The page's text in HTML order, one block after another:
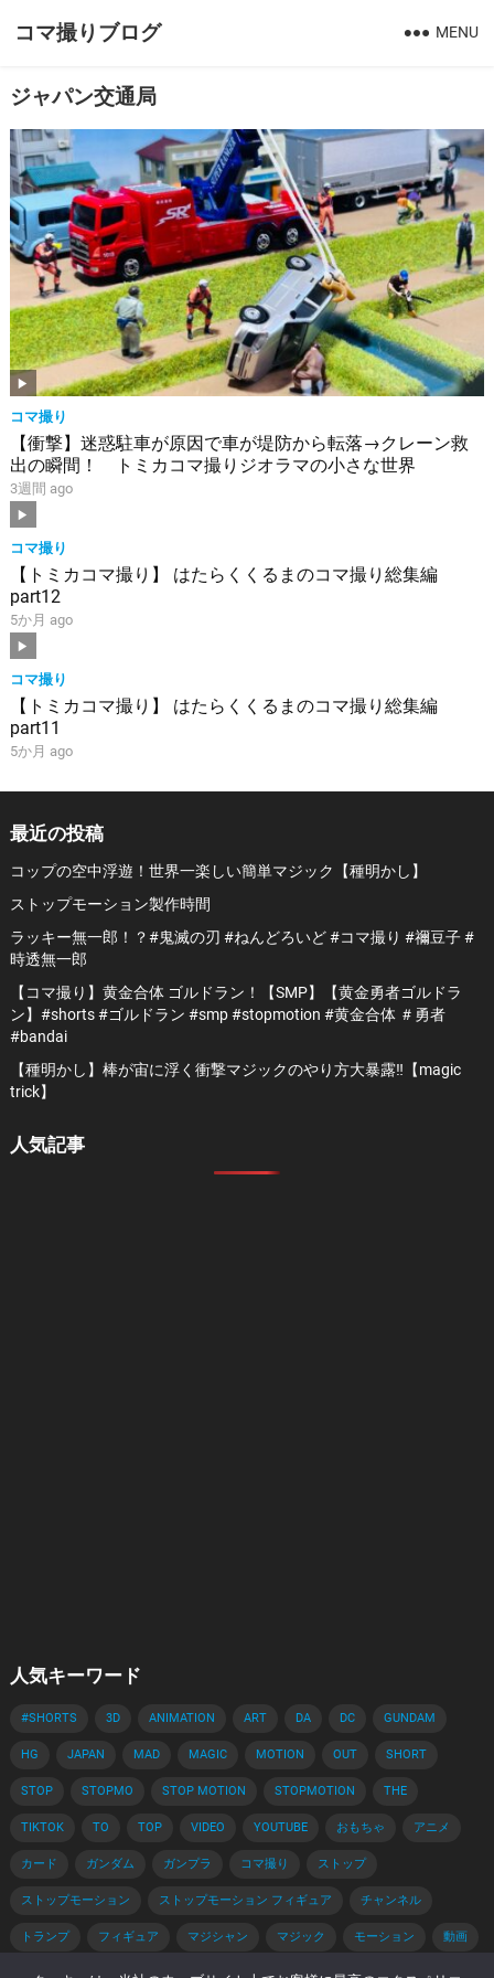
コマ撮りブログ MENU
ジャパン交通局
コマ撮り
【衝撃】迷惑駐車が原因で車が堤防から転落→クレーン救
出の瞬間！ トミカコマ撮りジオラマの小さな世界
3週間 ago
コマ撮り
【トミカコマ撮り】 はたらくくるまのコマ撮り総集編
part12
5か月 ago
コマ撮り
【トミカコマ撮り】 はたらくくるまのコマ撮り総集編
part11
5か月 ago
最近の投稿
コップの空中浮遊！世界一楽しい簡単マジック【種明かし】
ストップモーション製作時間
ラッキー無一郎！？#鬼滅の刃 #ねんどろいど #コマ撮り #禰豆子 #
時透無一郎
【コマ撮り】黄金合体 ゴルドラン！【SMP】【黄金勇者ゴルドラ
ン】#shorts #ゴルドラン #smp #stopmotion #黄金合体 ＃勇者
#bandai
【種明かし】棒が宙に浮く衝撃マジックのやり方大暴露‼️【magic
trick】
人気記事
人気キーワード
#SHORTS 3D ANIMATION ART DA DC GUNDAM
HG JAPAN MAD MAGIC MOTION OUT SHORT
STOP STOPMO STOP MOTION STOPMOTION THE
TIKTOK TO TOP VIDEO YOUTUBE おもちゃ アニメ
カード ガンダム ガンプラ コマ撮り ストップ
ストップモーション ストップモーション フィギュア チャンネル
トランプ フィギュア マジシャン マジック モーション 動画
手品 手品 種明かし 種明かし 簡単 解説